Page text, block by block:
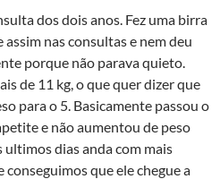
dos dois anos. Fez uma birra
nas consultas e nem deu
porque não parava quieto.
de 11 kg, o que quer dizer que
para o 5. Basicamente passou o
e não aumentou de peso
dias anda com mais
que ele chegue a